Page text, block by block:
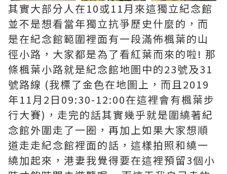
其實大部分人在10或11月來這獨立紀念館
並不是想看當年獨立抗爭歷史什麼的，而
是在紀念館範圍裡面有一段滿佈楓葉的山
徑小路，大家都是為了看紅葉而來的啦! 那
條楓葉小路就是紀念館地圖中的23號及31
號路線 (我標了金色在地圖上，而且2019
年11月2日09:30-12:00在這裡會有楓葉步
行大賽)，走完的話其實幾乎就是圍繞著紀
念館外圍走了一圈，再加上如果大家想順
道走走紀念館裡面的話，這樣拍照和繞一
繞加起來，港妻我覺得要在這裡預留3個小